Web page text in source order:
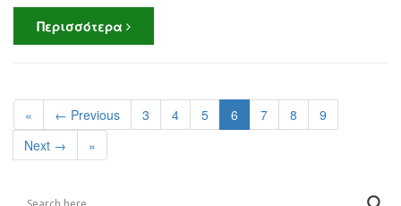
Περισσότερα
« ← Previous 3 4 5 6 7 8
9
Next →
»